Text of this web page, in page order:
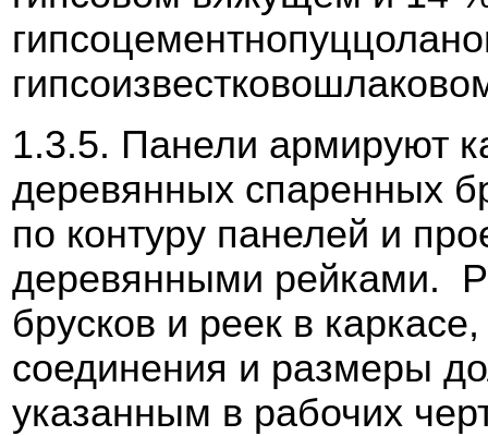
1.3.5. Панели армируют
деревянных спаренных
по контуру панелей и
деревянными рейками.
брусков и реек в
соединения и размеры
указанным в рабочих